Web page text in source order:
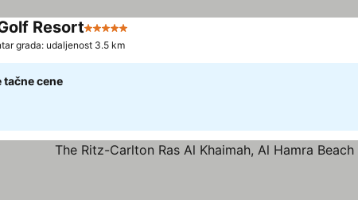
Resort5 Zvezdice
grada: udaljenost 3.5 km
tačne cene